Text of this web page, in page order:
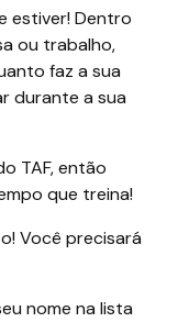
estiver! Dentro
ou trabalho,
faz a sua
durante a sua
TAF, então
que treina!
Você precisará
nome na lista